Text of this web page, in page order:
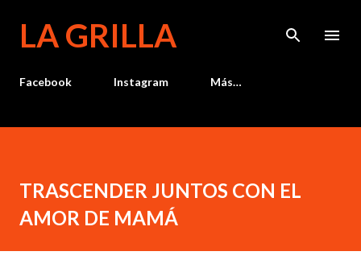
LA GRILLA
Facebook Instagram Más…
TRASCENDER JUNTOS CON EL
AMOR DE MAMÁ